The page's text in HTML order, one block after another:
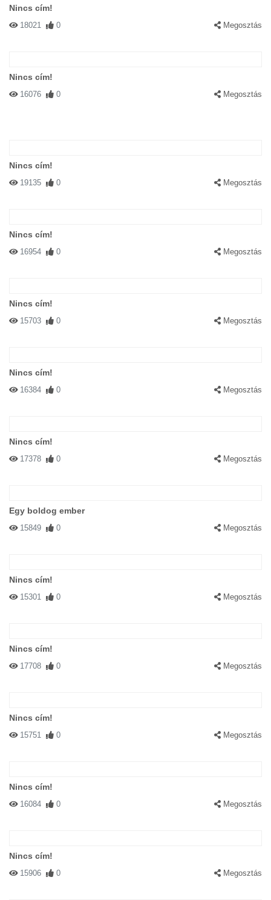
Nincs cím!
18021 0 Megosztás
Nincs cím!
16076 0 Megosztás
Nincs cím!
19135 0 Megosztás
Nincs cím!
16954 0 Megosztás
Nincs cím!
15703 0 Megosztás
Nincs cím!
16384 0 Megosztás
Nincs cím!
17378 0 Megosztás
Egy boldog ember
15849 0 Megosztás
Nincs cím!
15301 0 Megosztás
Nincs cím!
17708 0 Megosztás
Nincs cím!
15751 0 Megosztás
Nincs cím!
16084 0 Megosztás
Nincs cím!
15906 0 Megosztás